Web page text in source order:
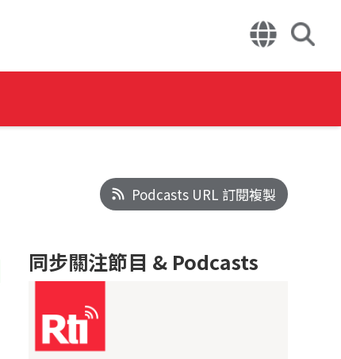
Podcasts URL 訂閱複製
同步關注節目 & Podcasts